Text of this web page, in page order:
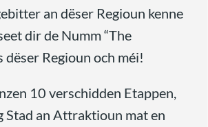
an dëser Regioun kenne
dir de Numm “The
dëser Regioun och méi!
10 verschidden Etappen,
Stad an Attraktioun mat en